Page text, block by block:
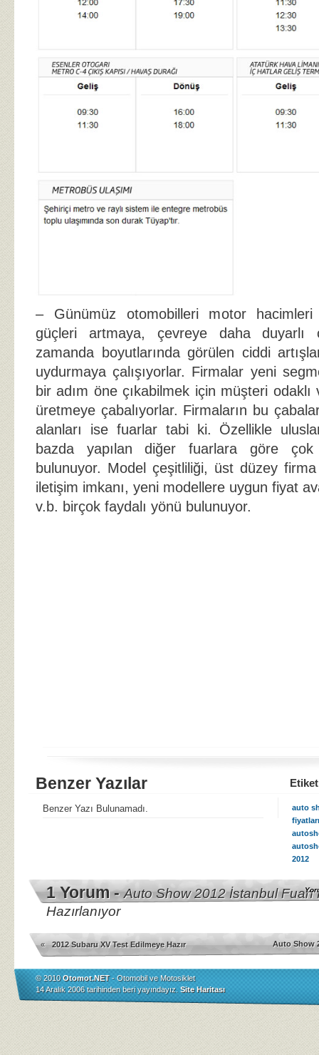
– Günümüz otomobilleri motor
güçleri artmaya, çevreye daha duyarlı
zamanda boyutlarında görülen ciddi
uydurmaya çalışıyorlar. Firmalar yeni
bir adım öne çıkabilmek için müşteri odaklı
üretmeye çabalıyorlar. Firmaların bu
alanları ise fuarlar tabi ki. Özellikle
bazda yapılan diğer fuarlara göre çok
bulunuyor. Model çeşitliliği, üst düzey
iletişim imkanı, yeni modellere uygun fiyat
v.b. birçok faydalı yönü bulunuyor.
Benzer Yazılar
Benzer Yazı Bulunamadı.
auto
fiyatları
2012
1 Yorum -Auto Show 2012 İstanbul Fuarı
Hazırlanıyor
« 2012 Subaru XV Test Edilmeye Hazır Auto Show
© 2010Otomot.NET- Otomobil ve Motosiklet
14 Aralık 2006 tarihinden beri yayındayız. Site Haritası